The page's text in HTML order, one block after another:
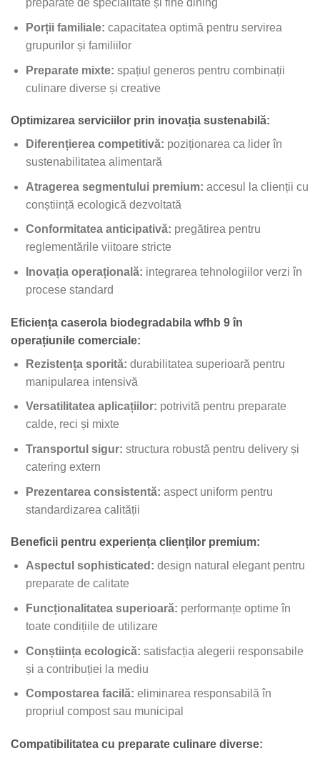
preparate de specialitate și fine dining
Porții familiale: capacitatea optimă pentru servirea
grupurilor și familiilor
Preparate mixte: spațiul generos pentru combinații
culinare diverse și creative
Optimizarea serviciilor prin inovația sustenabilă:
Diferențierea competitivă: poziționarea ca lider în
sustenabilitatea alimentară
Atragerea segmentului premium: accesul la clienții cu
conștiință ecologică dezvoltată
Conformitatea anticipativă: pregătirea pentru
reglementările viitoare stricte
Inovația operațională: integrarea tehnologiilor verzi în
procese standard
Eficiența caserola biodegradabila wfhb 9 în
operațiunile comerciale:
Rezistența sporită: durabilitatea superioară pentru
manipularea intensivă
Versatilitatea aplicațiilor: potrivită pentru preparate
calde, reci și mixte
Transportul sigur: structura robustă pentru delivery și
catering extern
Prezentarea consistentă: aspect uniform pentru
standardizarea calității
Beneficii pentru experiența clienților premium:
Aspectul sophisticated: design natural elegant pentru
preparate de calitate
Funcționalitatea superioară: performanțe optime în
toate condițiile de utilizare
Conștiința ecologică: satisfacția alegerii responsabile
și a contribuției la mediu
Compostarea facilă: eliminarea responsabilă în
propriul compost sau municipal
Compatibilitatea cu preparate culinare diverse: